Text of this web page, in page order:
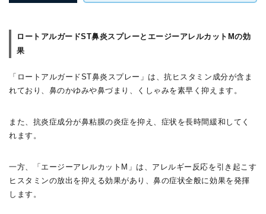
ロートアルガードST鼻炎スプレーとエージーアレルカットMの効
果
「ロートアルガードST鼻炎スプレー」は、抗ヒスタミン成分が含ま
れており、鼻のかゆみや鼻づまり、くしゃみを素早く抑えます。
また、抗炎症成分が鼻粘膜の炎症を抑え、症状を長時間緩和してく
れます。
一方、「エージーアレルカットM」は、アレルギー反応を引き起こす
ヒスタミンの放出を抑える効果があり、鼻の症状全般に効果を発揮
します。